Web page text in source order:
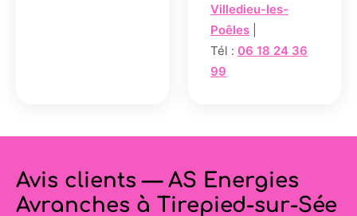
Villedieu-les-
Poêles
Tél : 06 18 24 36
99
Avis clients — AS Energies
Avranches à Tirepied-sur-Sée